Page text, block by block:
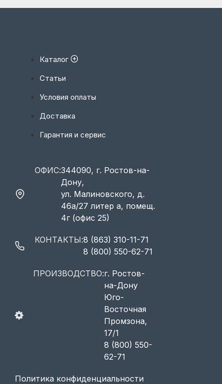
Каталог
Статьи
Условия оплаты
Доставка
Гарантия и сервис
ОФИС:344090, г. Ростов-на-
Дону,
ул. Малиновского, д.
46а/27 литер а, помещ.
4г (офис 25)
КОНТАКТЫ:8 (863) 310-11-71
8 (800) 550-62-71
ПРОИЗВОДСТВО:г. Ростов-
на-Дону
Юго-
Восточная
Промзона,
17/1
8 (800) 550-
62-71
Политика конфиденциальности